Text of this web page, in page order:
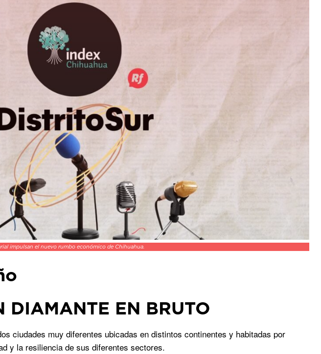
impulsan el nuevo rumbo económico de Chihuahua.
DIAMANTE EN BRUTO
ciudades muy diferentes ubicadas en distintos continentes y habitadas por
y la resiliencia de sus diferentes sectores.